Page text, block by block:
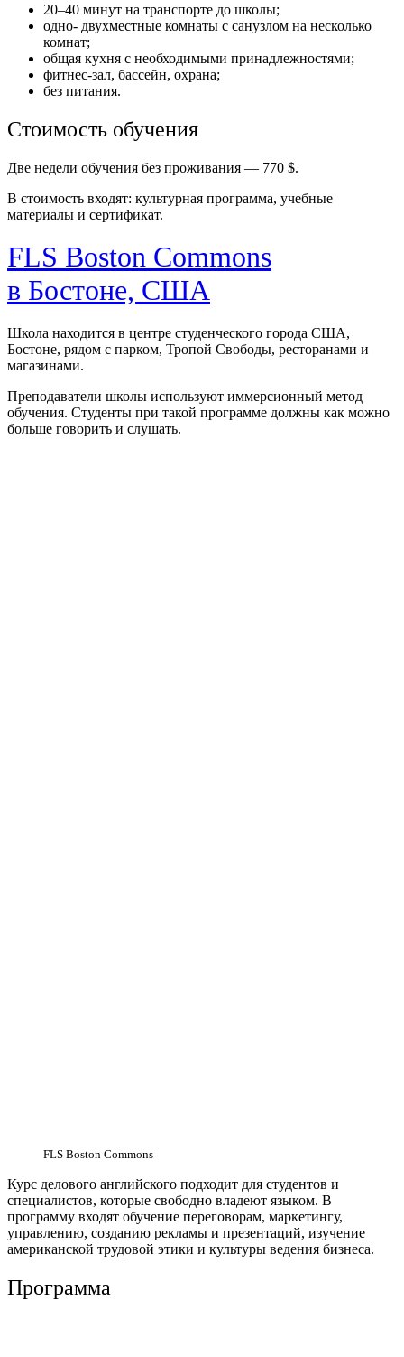
20–40 минут на транспорте до школы;
одно- двухместные комнаты с санузлом на несколько
комнат;
общая кухня с необходимыми принадлежностями;
фитнес-зал, бассейн, охрана;
без питания.
Стоимость обучения
Две недели обучения без проживания — 770 $.
В стоимость входят: культурная программа, учебные
материалы и сертификат.
FLS Boston Commons
в Бостоне, США
Школа находится в центре студенческого города США,
Бостоне, рядом с парком, Тропой Свободы, ресторанами и
магазинами.
Преподаватели школы используют иммерсионный метод
обучения. Студенты при такой программе должны как можно
больше говорить и слушать.
FLS Boston Commons
Курс делового английского подходит для студентов и
специалистов, которые свободно владеют языком. В
программу входят обучение переговорам, маркетингу,
управлению, созданию рекламы и презентаций, изучение
американской трудовой этики и культуры ведения бизнеса.
Программа